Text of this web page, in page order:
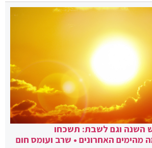
השנה וגם לשבת: תשכחו
מהימים האחרונים • שרב ועומס חום